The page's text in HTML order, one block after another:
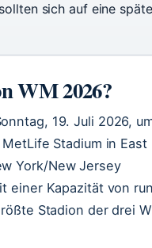
sich auf eine späte
WM 2026?
19. Juli 2026,
Stadium in East
York/New Jersey
einer Kapazität von
Stadion der drei